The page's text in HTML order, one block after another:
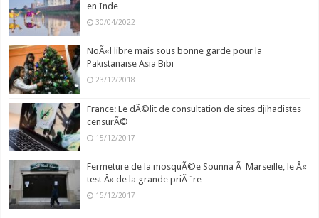
en Inde
30/04/2022
NoÃ«l libre mais sous bonne garde pour la
Pakistanaise Asia Bibi
23/12/2018
France: Le dÃ©lit de consultation de sites djihadistes
censurÃ©
15/12/2017
Fermeture de la mosquÃ©e Sounna Ã Marseille, le Â«
test Â» de la grande priÃ¨re
15/12/2017